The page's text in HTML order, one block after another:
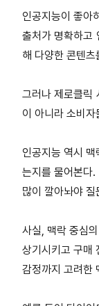
인공지능이 좋아
출처가 명확하고
해 다양한 콘텐
그러나 제로클릭
이 아니라 소비
인공지능 역시
는지를 물어본다.
많이 깔아놔야
사실, 맥락 중심
상기시키고 구매
감정까지 고려한